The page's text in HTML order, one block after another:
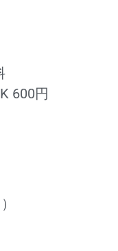
600円